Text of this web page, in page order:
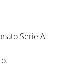
Serie A